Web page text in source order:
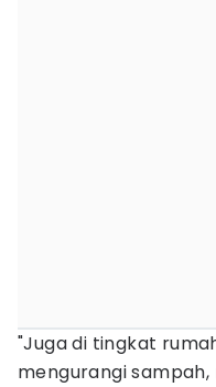
"Juga di tingkat
mengurangi